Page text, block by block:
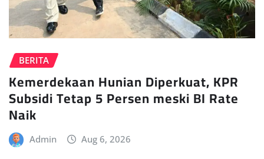
BERITA
Kemerdekaan Hunian Diperkuat, KPR
Subsidi Tetap 5 Persen meski BI Rate
Naik
Admin Aug 6, 2026